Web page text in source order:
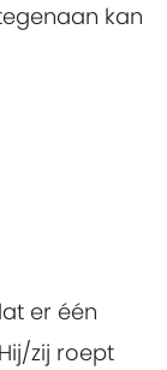
kan
er één
zij roept